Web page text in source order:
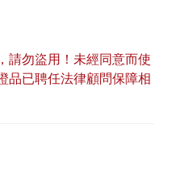
請勿盜用！未經同意而使
品已聘任法律顧問保障相